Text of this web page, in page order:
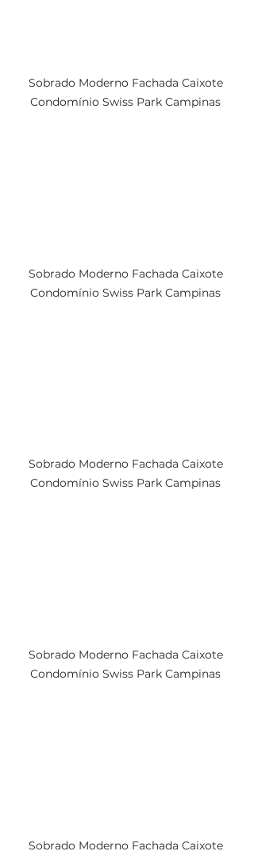
Sobrado Moderno Fachada Caixote
Condomínio Swiss Park Campinas
Sobrado Moderno Fachada Caixote
Condomínio Swiss Park Campinas
Sobrado Moderno Fachada Caixote
Condomínio Swiss Park Campinas
Sobrado Moderno Fachada Caixote
Condomínio Swiss Park Campinas
Sobrado Moderno Fachada Caixote